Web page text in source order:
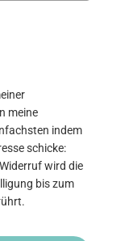
meine
indem
schicke:
wird die
bis zum